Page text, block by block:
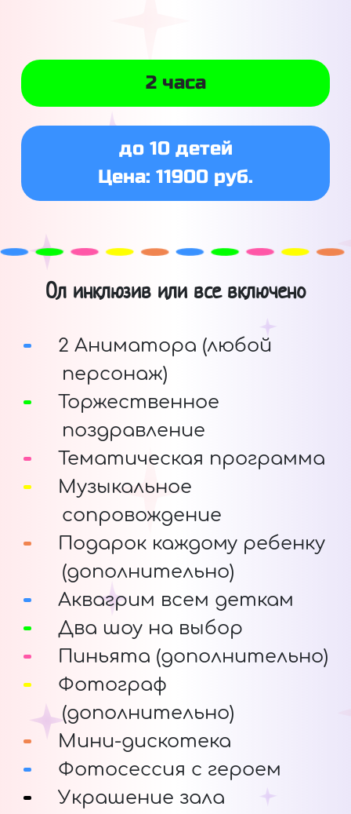
2 часа
до 10 детей
Цена: 11900 руб.
Ол инклюзив или все включено
2 Аниматора (любой
персонаж)
Торжественное
поздравление
Тематическая программа
Музыкальное
сопровождение
Подарок каждому ребенку
(дополнительно)
Аквагрим всем деткам
Два шоу на выбор
Пиньята (дополнительно)
Фотограф
(дополнительно)
Мини-дискотека
Фотосессия с героем
Украшение зала